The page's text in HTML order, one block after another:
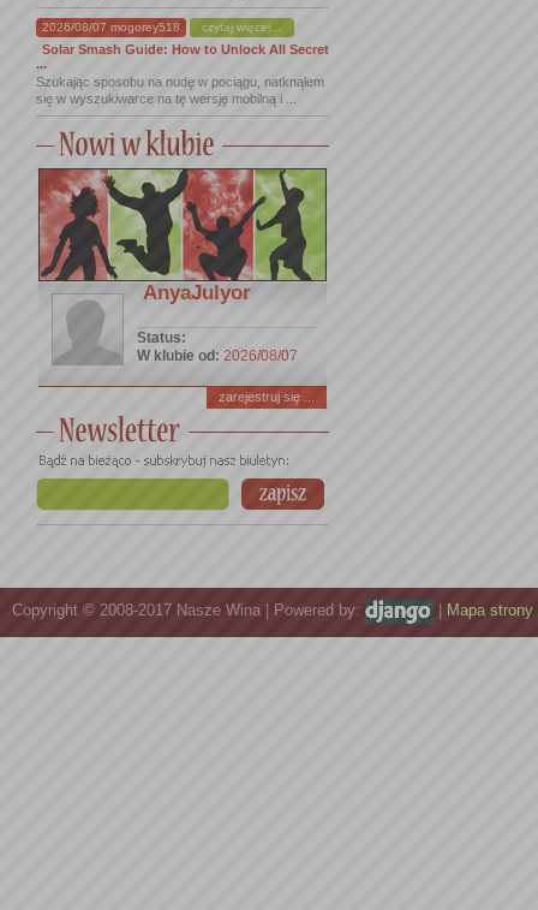
2026/08/07 mogorey518 czytaj więcej...
Solar Smash Guide: How to Unlock All Secret
...
Szukając sposobu na nudę w pociągu, natknąłem
się w wyszukiwarce na tę wersję mobilną i ...
AnyaJulyor
Status:
W klubie od: 2026/08/07
zarejestruj się ...
Copyright © 2008-2017 Nasze Wina | Powered by: Mapa strony